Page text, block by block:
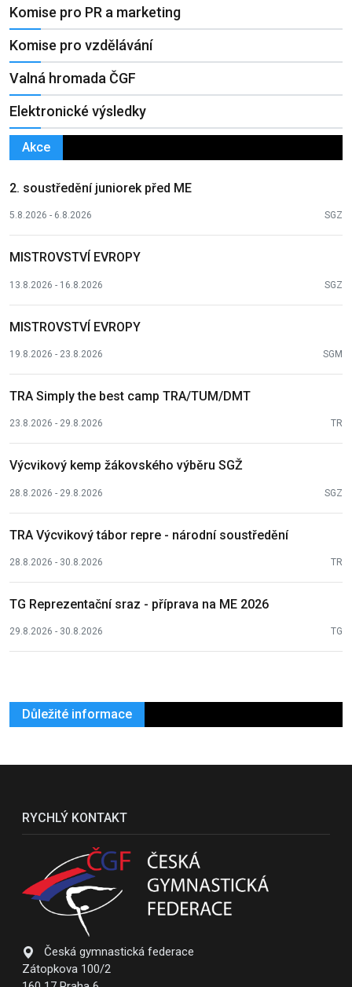
Komise pro PR a marketing
Komise pro vzdělávání
Valná hromada ČGF
Elektronické výsledky
Akce
2. soustředění juniorek před ME
5.8.2026 - 6.8.2026 SGZ
MISTROVSTVÍ EVROPY
13.8.2026 - 16.8.2026 SGZ
MISTROVSTVÍ EVROPY
19.8.2026 - 23.8.2026 SGM
TRA Simply the best camp TRA/TUM/DMT
23.8.2026 - 29.8.2026 TR
Výcvikový kemp žákovského výběru SGŽ
28.8.2026 - 29.8.2026 SGZ
TRA Výcvikový tábor repre - národní soustředění
28.8.2026 - 30.8.2026 TR
TG Reprezentační sraz - příprava na ME 2026
29.8.2026 - 30.8.2026 TG
Důležité informace
RYCHLÝ KONTAKT
Česká gymnastická federace
Zátopkova 100/2